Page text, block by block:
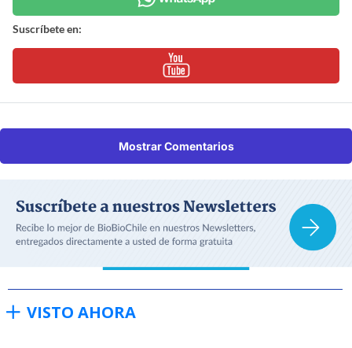
Suscríbete en:
Mostrar Comentarios
VISTO AHORA